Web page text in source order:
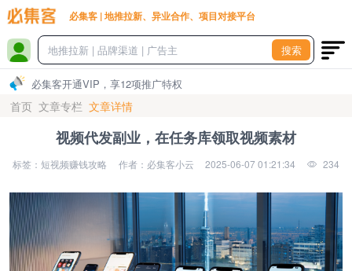
必集客 | 地推拉新、异业合作、项目对接平台
搜索
必集客开通VIP，享12项推广特权
首页 文章专栏 文章详情
视频代发副业，在任务库领取视频素材
标签：短视频赚钱攻略 作者：必集客小云 2025-06-07 01:21:34 234